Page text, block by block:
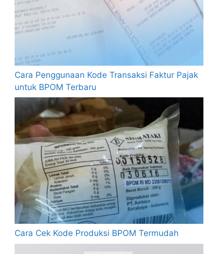
Cara Penggunaan Kode Transaksi Faktur Pajak
untuk BPOM Terbaru
Cara Cek Kode Produksi BPOM Termudah